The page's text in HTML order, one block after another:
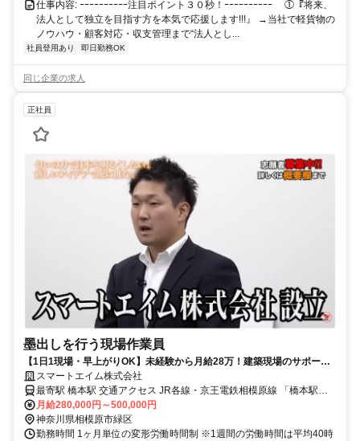
仕事内容: ｰｰｰｰｰｰｰｰｰｰ注目ポイント３０秒！ｰｰｰｰｰｰｰｰｰｰ ①『将来、
法人として独立を目指す方を本気で応援します!!!』 →当社で軽貨物の
ノウハウ・顧客対応・収支管理まで“法人とし...
社員登用あり 即日勤務OK
同じ企業の求人
正社員
墨出しを行う現場作業員
【1日1現場・早上がりOK】未経験から月給28万！建築現場のサポート
髪型・タトゥー自由！YouTubeで話題の代表と働く現場スタッフ
スマートエイム株式会社
最寄駅 橋本駅 交通アクセス JR各線・京王電鉄相模原線 「橋本駅」
より車で7分 【現場エリア】 埼玉県・東京都・神奈川県 ★車通勤
OK、バイク通勤OK ┗駐車場あり ★直行直帰可能！ ＜出張について
（希望者のみ）＞ エリア：関東圏、遠くても新潟県 手当：宿泊費は
月給280,000円～500,000円
神奈川県相模原市緑区
勤務時間 1ヶ月単位の変形労働時間制 ※1週間の労働時間は平均40時